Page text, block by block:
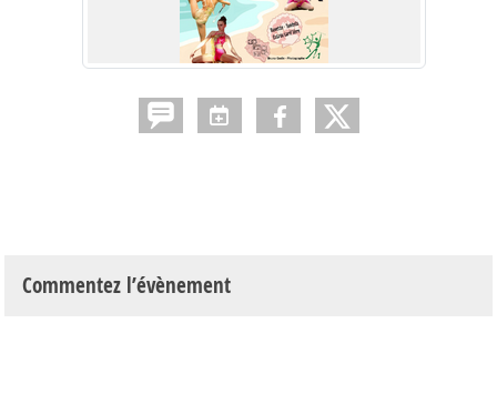
Commentez l’évènement